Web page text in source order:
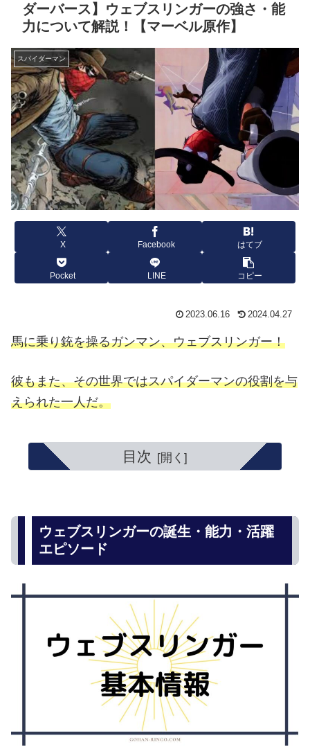
ダーバース】ウェブスリンガーの強さ・能
力について解説！【マーベル原作】
スパイダーマン
X Facebook はてブ
Pocket LINE コピー
2023.06.16 2024.04.27
馬に乗り銃を操るガンマン、ウェブスリンガー！
彼もまた、その世界ではスパイダーマンの役割を与
えられた一人だ。
目次
ウェブスリンガーの誕生・能力・活躍
エピソード